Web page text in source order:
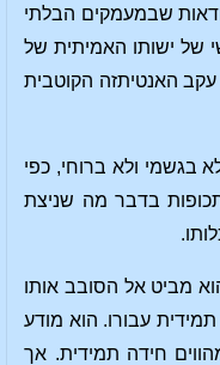
שבמעמקים הבלתי
של ישותו האמיתית של
האנטיתזה הקוטבית
בגשמי ולא ברוחי, כפי
בדבר מה שניצת
מביט אל הסובב אותו
עבורו. הוא מודע
חידה תמידית. אך